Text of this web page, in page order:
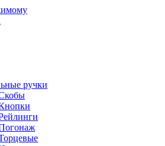
ручки